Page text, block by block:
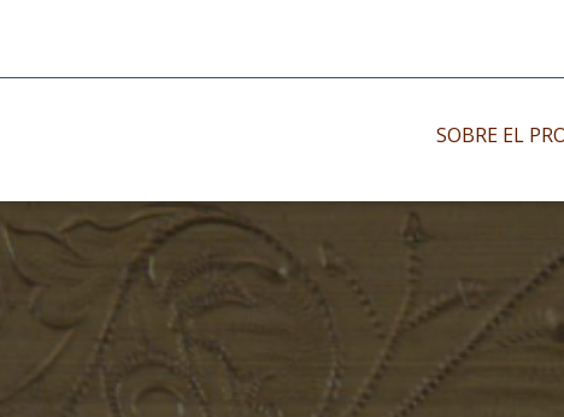
SOBRE EL
Impresos antiguos
Impresos modernos
Impresos menores